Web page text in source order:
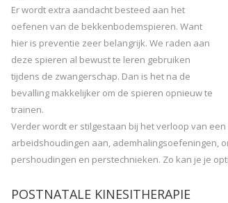
Er wordt extra aandacht besteed aan het
oefenen van de bekkenbodemspieren. Want
hier is preventie zeer belangrijk. We raden aan
deze spieren al bewust te leren gebruiken
tijdens de zwangerschap. Dan is het na de
bevalling makkelijker om de spieren opnieuw te
trainen.
Verder wordt er stilgestaan bij het verloop van
arbeidshoudingen aan, ademhalingsoefeningen,
pershoudingen en perstechnieken. Zo kan je je
POSTNATALE KINESITHERAPIE